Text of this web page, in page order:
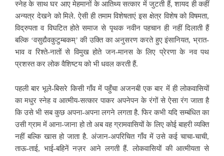
स्नेह के साथ घर आए मेहमानों के आतिथ्य सत्कार में जुटती हैं, शायद ही कहीं
अन्यत्र देखने को मिले. ऐसी ही तमाम विशेषताएं इस क्षेत्र विशेष को विषमता,
विद्रुपता व विघटित होते समाज से पृथक नवीन पहचान ही नहीं दिलाती हैं
बल्कि ‘वसुद्यैवकुटुम्बकम्’ की उक्ति का अनुसरण करते हुए इंसानियत, भ्रात-
भाव व रिश्ते-नातों से विमुख होते जन-मानस के लिए प्रेरणा के नव पथ
प्रशस्त कर लोक वैशिष्टय को भी धवल करती हैं.
पहली बार भूले-बिसरे किसी गाँव मेंपहुँचा अजनबी एक बार में ही लोकवासियों
का मधुर स्नेह व आत्मीय-सत्कार पाकर अपनेपन के रंगों से ऐसा रंग जाता है
कि उसे भी सब कुछ अपना-अपना लगने लगता है. फिर कभी यदि सम्बंधित का
उसी ग्राम में आना-जाना हो तो अब वह ग्रामवासियों के लिए कोई बाहरी व्यक्ति
नहीं बल्कि खास हो जाता है. अंजान-अपरिचित गाँव में उसे कई चाचा-चाची,
ताऊ-ताई, भाई-बहिनें नज़र आने लगती हैं. लोकवासियों की आत्मीयता से